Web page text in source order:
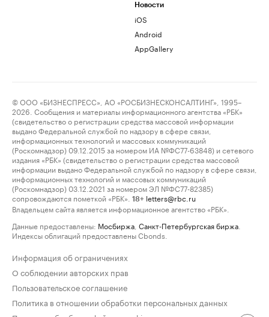
Новости
iOS
Android
AppGallery
© ООО «БИЗНЕСПРЕСС», АО «РОСБИЗНЕСКОНСАЛТИНГ», 1995–
2026. Сообщения и материалы информационного агентства «РБК»
(свидетельство о регистрации средства массовой информации
выдано Федеральной службой по надзору в сфере связи,
информационных технологий и массовых коммуникаций
(Роскомнадзор) 09.12.2015 за номером ИА №ФС77-63848) и сетевого
издания «РБК» (свидетельство о регистрации средства массовой
информации выдано Федеральной службой по надзору в сфере связи,
информационных технологий и массовых коммуникаций
(Роскомнадзор) 03.12.2021 за номером ЭЛ №ФС77-82385)
сопровождаются пометкой «РБК».
18+ letters@rbc.ru
Владельцем сайта является информационное агентство «РБК».
Данные предоставлены: Мосбиржа Санкт-Петербургская биржа
Индексы облигаций предоставлены Cbonds.
Информация об ограничениях
О соблюдении авторских прав
Пользовательское соглашение
Политика в отношении обработки персональных данных